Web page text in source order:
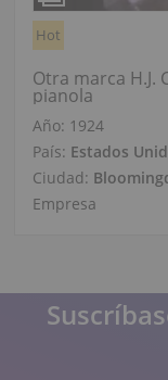
Hot
Otra marca
pianola
Año: 1924
País: Estados
Ciudad:
Empresa